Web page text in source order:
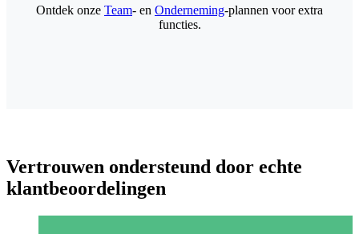
Ontdek onze Team- en Onderneming-plannen voor extra
functies.
Vertrouwen ondersteund door echte
klantbeoordelingen